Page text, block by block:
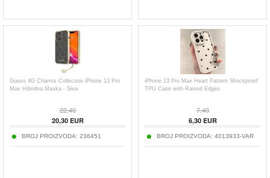
Guess 4G Charms Collection iPhone 13 Pro
Max Hibridna Maska - Siva
22,40
20,30EUR
BROJ PROIZVODA: 236451
iPhone 13 Pro Max Heart Pattern Shockproof
TPU Case with Raised Edges
7,40
6,30EUR
BROJ PROIZVODA: 4013933-VAR